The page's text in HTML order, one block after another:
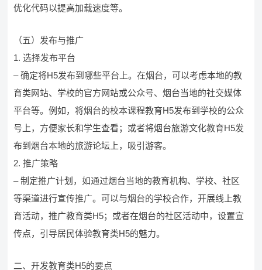
优化代码以提高加载速度等。
（五）发布与推广
1. 选择发布平台
– 确定将H5发布到哪些平台上。在烟台，可以考虑本地的教
育类网站、学校的官方网站或公众号、烟台当地的社交媒体
平台等。例如，将烟台的校本课程教育H5发布到学校的公众
号上，方便家长和学生查看；或者将烟台旅游文化教育H5发
布到烟台本地的旅游论坛上，吸引游客。
2. 推广策略
– 制定推广计划，如通过烟台当地的教育机构、学校、社区
等渠道进行宣传推广。可以与烟台的学校合作，开展线上教
育活动，推广教育类H5；或者在烟台的社区活动中，设置宣
传点，引导居民体验教育类H5的魅力。
二、开发教育类H5的要点